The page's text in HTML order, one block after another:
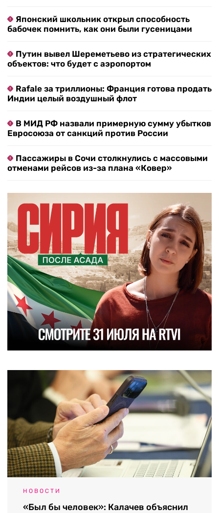
Японский школьник открыл способность
бабочек помнить, как они были гусеницами
Путин вывел Шереметьево из стратегических
объектов: что будет с аэропортом
Rafale за триллионы: Франция готова продать
Индии целый воздушный флот
В МИД РФ назвали примерную сумму убытков
Евросоюза от санкций против России
Пассажиры в Сочи столкнулись с массовыми
отменами рейсов из-за плана «Ковер»
НОВОСТИ
«Был бы человек»: Калачев объяснил